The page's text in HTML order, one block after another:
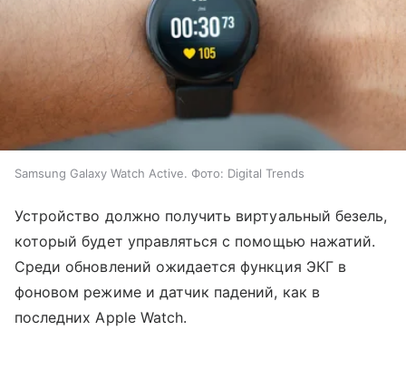
Samsung Galaxy Watch Active. Фото: Digital Trends
Устройство должно получить виртуальный безель,
который будет управляться с помощью нажатий.
Среди обновлений ожидается функция ЭКГ в
фоновом режиме и датчик падений, как в
последних Apple Watch.